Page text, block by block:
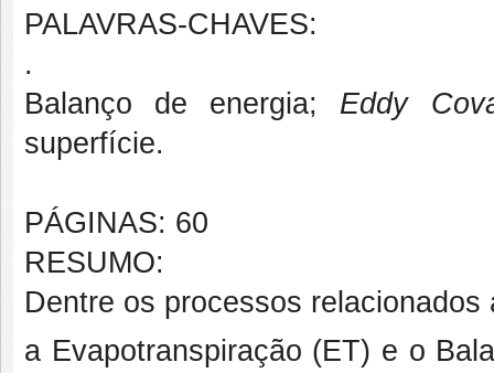
PALAVRAS-CHAVES:
.
Balanço de energia; Eddy
superfície.
PÁGINAS: 60
RESUMO:
Dentre os processos
a Evapotranspiração (ET) e o